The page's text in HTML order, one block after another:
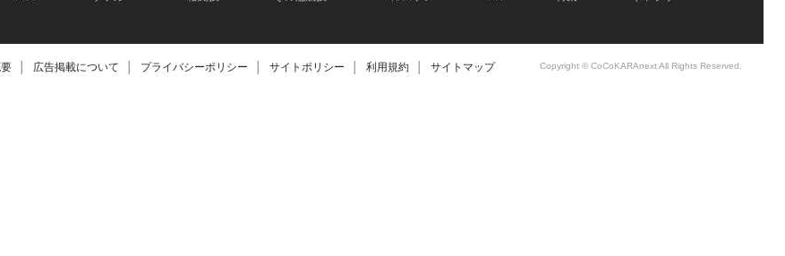
広告掲載について プライバシーポリシー サイトポリシー 利用規約 サイトマップ Copyright © CoCoKARAnext All Rights Reserved.